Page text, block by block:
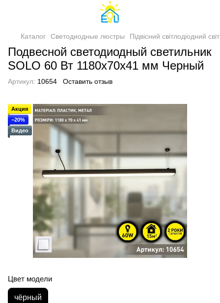
Каталог Светодиодные люстры Підвісний світлодіодний
Подвесной светодиодный светильник
SOLO 60 Вт 1180x70x41 мм Черный
Артикул: 10654 Оставить отзыв
Акция
−20%
Видео
Цвет модели
чёрный